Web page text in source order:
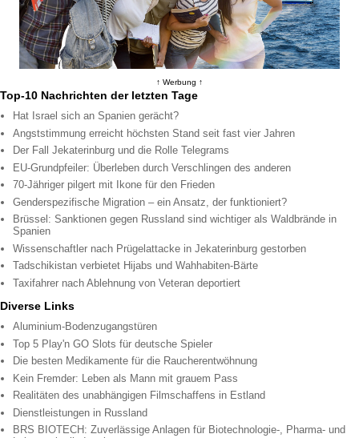
↑ Werbung ↑
Top-10 Nachrichten der letzten Tage
Hat Israel sich an Spanien gerächt?
Angststimmung erreicht höchsten Stand seit fast vier Jahren
Der Fall Jekaterinburg und die Rolle Telegrams
EU-Grundpfeiler: Überleben durch Verschlingen des anderen
70-Jähriger pilgert mit Ikone für den Frieden
Genderspezifische Migration – ein Ansatz, der funktioniert?
Brüssel: Sanktionen gegen Russland sind wichtiger als Waldbrände in
Spanien
Wissenschaftler nach Prügelattacke in Jekaterinburg gestorben
Tadschikistan verbietet Hijabs und Wahhabiten-Bärte
Taxifahrer nach Ablehnung von Veteran deportiert
Diverse Links
Aluminium-Bodenzugangstüren
Top 5 Play'n GO Slots für deutsche Spieler
Die besten Medikamente für die Raucherentwöhnung
Kein Fremder: Leben als Mann mit grauem Pass
Realitäten des unabhängigen Filmschaffens in Estland
Dienstleistungen in Russland
BRS BIOTECH: Zuverlässige Anlagen für Biotechnologie-, Pharma- und